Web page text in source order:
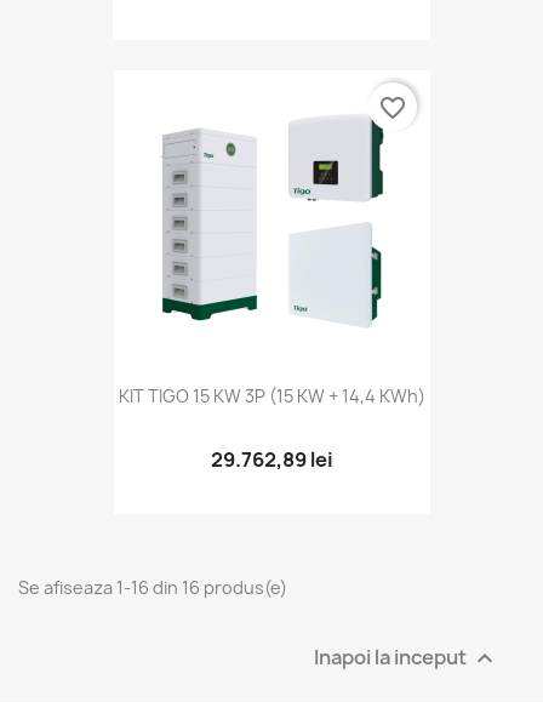
KIT TIGO 15 KW 3P (15 KW + 14,4 KWh)
29.762,89 lei
favorite_border
Se afiseaza 1-16 din 16 produs(e)
Inapoi la inceput 